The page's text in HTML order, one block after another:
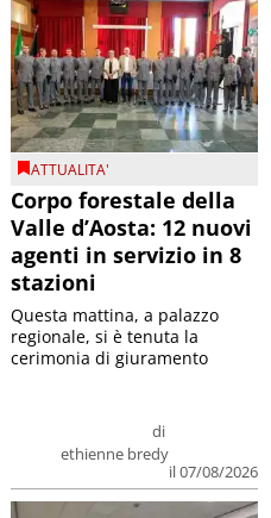
ATTUALITA'
Corpo forestale della
Valle d’Aosta: 12 nuovi
agenti in servizio in 8
stazioni
di
ethienne bredy
il 07/08/2026
Questa mattina, a palazzo
regionale, si è tenuta la
cerimonia di giuramento